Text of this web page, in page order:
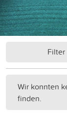
Filter
Wir konnten
finden.